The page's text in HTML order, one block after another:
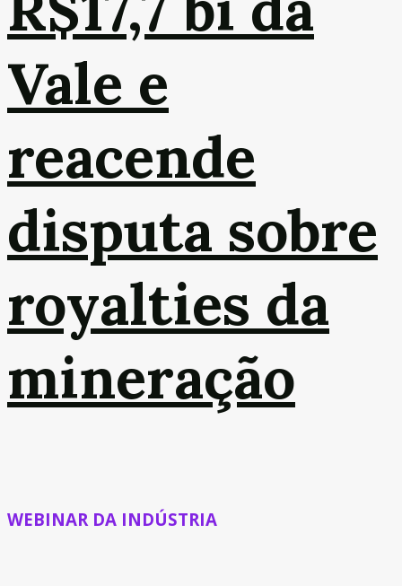
Vale e
reacende
disputa sobre
royalties da
mineração
WEBINAR DA INDÚSTRIA